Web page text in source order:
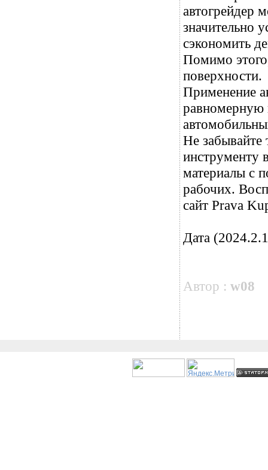
автогрейдер
значительно
сэкономить
Помимо
поверхности.
Применение
равномерную
Не забывайте
инструменту
материалы с
рабочих.
сайт Prava
Дата
Автор : w08